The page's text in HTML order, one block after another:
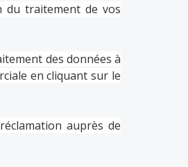
du traitement de vos
des données à
en cliquant sur le
auprès de